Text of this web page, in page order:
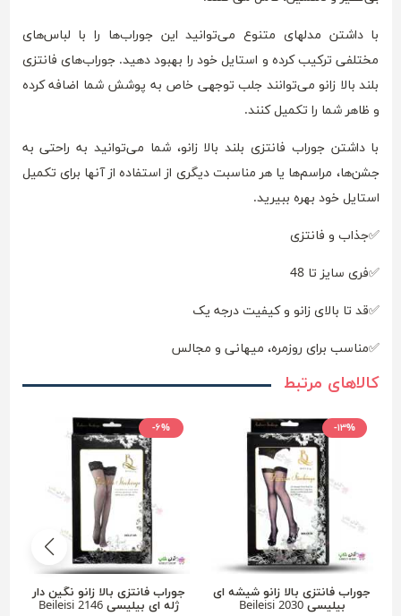
با داشتن مدلهای متنوع می‌توانید این جوراب‌ها را با لباس‌های
مختلفی ترکیب کرده و استایل خود را بهبود دهید. جوراب‌های فانتزی
بلند بالا زانو می‌توانند جلب توجهی خاص به پوشش شما اضافه کرده
و ظاهر شما را تکمیل کنند.
با داشتن جوراب فانتزی بلند بالا زانو، شما می‌توانید به راحتی به
جشن‌ها، مراسم‌ها یا هر مناسبت دیگری از استفاده از آنها برای تکمیل
استایل خود بهره ببیرید.
✅جذاب و فانتزی
✅فری سایز تا 48
✅قد تا بالای زانو و کیفیت درجه یک
✅مناسب برای روزمره، میهانی و مجالس
کالاهای مرتبط
-۱۳%
جوراب فانتزی بالا زانو شیشه ای
بیلیسی Beileisi 2030
-۶%
جوراب فانتزی بالا زانو نگین دار
ژله ای بیلیسی Beileisi 2146